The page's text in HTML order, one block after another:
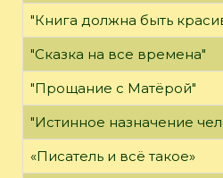
"Книга должна быть
"Сказка на все времена"
"Прощание с Матёрой"
"Истинное назначение
«Писатель и всё такое»